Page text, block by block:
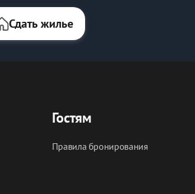
Сдать жилье
Гостям
Правила бронирования